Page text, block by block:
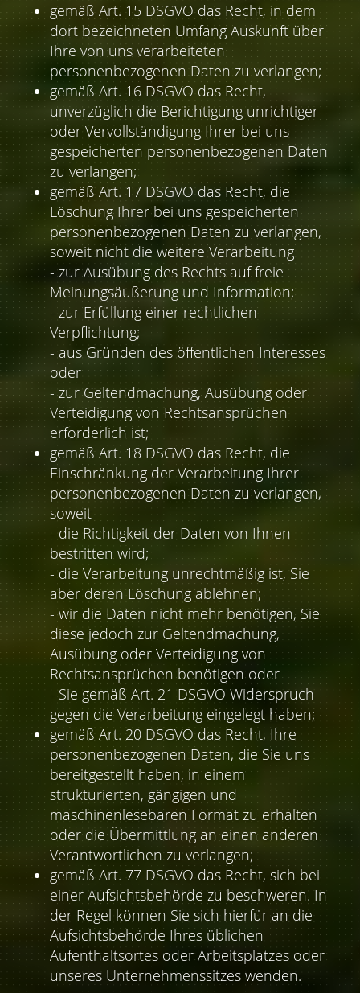
gemäß Art. 15 DSGVO das Recht, in dem
dort bezeichneten Umfang Auskunft über
Ihre von uns verarbeiteten
personenbezogenen Daten zu verlangen;
gemäß Art. 16 DSGVO das Recht,
unverzüglich die Berichtigung unrichtiger
oder Vervollständigung Ihrer bei uns
gespeicherten personenbezogenen Daten
zu verlangen;
gemäß Art. 17 DSGVO das Recht, die
Löschung Ihrer bei uns gespeicherten
personenbezogenen Daten zu verlangen,
soweit nicht die weitere Verarbeitung
- zur Ausübung des Rechts auf freie
Meinungsäußerung und Information;
- zur Erfüllung einer rechtlichen
Verpflichtung;
- aus Gründen des öffentlichen Interesses
oder
- zur Geltendmachung, Ausübung oder
Verteidigung von Rechtsansprüchen
erforderlich ist;
gemäß Art. 18 DSGVO das Recht, die
Einschränkung der Verarbeitung Ihrer
personenbezogenen Daten zu verlangen,
soweit
- die Richtigkeit der Daten von Ihnen
bestritten wird;
- die Verarbeitung unrechtmäßig ist, Sie
aber deren Löschung ablehnen;
- wir die Daten nicht mehr benötigen, Sie
diese jedoch zur Geltendmachung,
Ausübung oder Verteidigung von
Rechtsansprüchen benötigen oder
- Sie gemäß Art. 21 DSGVO Widerspruch
gegen die Verarbeitung eingelegt haben;
gemäß Art. 20 DSGVO das Recht, Ihre
personenbezogenen Daten, die Sie uns
bereitgestellt haben, in einem
strukturierten, gängigen und
maschinenlesebaren Format zu erhalten
oder die Übermittlung an einen anderen
Verantwortlichen zu verlangen;
gemäß Art. 77 DSGVO das Recht, sich bei
einer Aufsichtsbehörde zu beschweren. In
der Regel können Sie sich hierfür an die
Aufsichtsbehörde Ihres üblichen
Aufenthaltsortes oder Arbeitsplatzes oder
unseres Unternehmenssitzes wenden.